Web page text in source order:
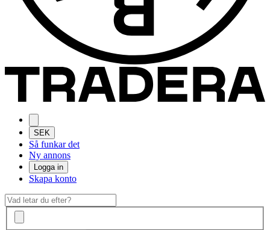
SEK
Så funkar det
Ny annons
Logga in
Skapa konto